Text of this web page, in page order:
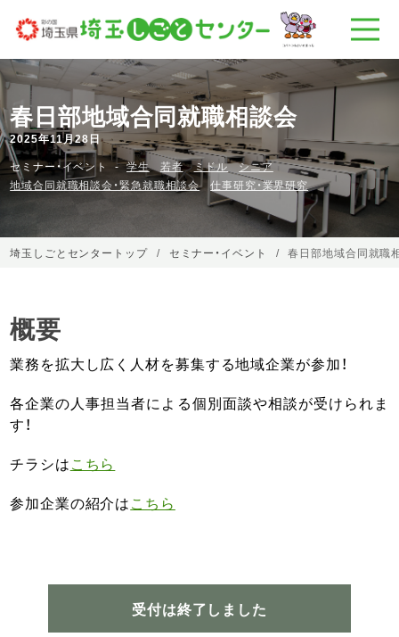
春日部地域合同就職相談会
2025年11月28日
セミナー・イベント
学生 若者 ミドル
シニア
地域合同就職相談会・緊急就職相談会
仕事研究・業界研究
埼玉しごとセンタートップ セミナー・イベント 春日部地域合同就職
概要
業務を拡大し広く人材を募集する地域企業が参加！
各企業の人事担当者による個別面談や相談が受けられま
す！
チラシはこちら
参加企業の紹介はこちら
受付は終了しました